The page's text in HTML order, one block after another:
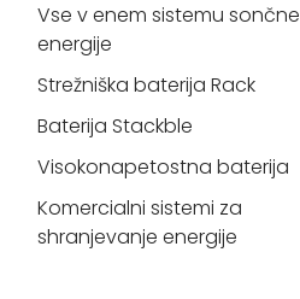
Vse v enem sistemu sončne
energije
Strežniška baterija Rack
Baterija Stackble
Visokonapetostna baterija
Komercialni sistemi za
shranjevanje energije